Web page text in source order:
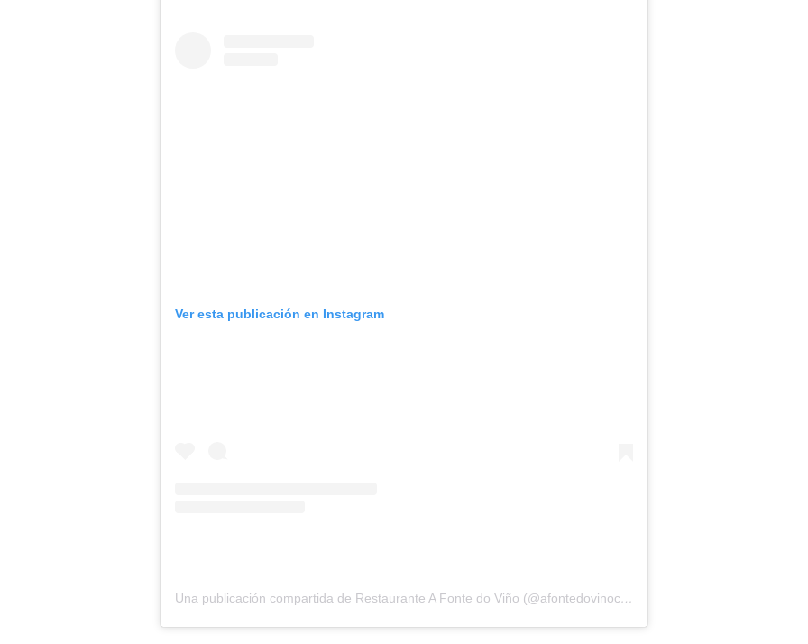
Ver esta publicación en Instagram
Una publicación compartida de Restaurante A Fonte do Viño (@afontedovinocambados)